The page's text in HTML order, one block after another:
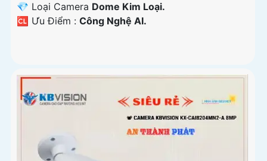
💎 Loại Camera Dome Kim Loại.
️🆑 Ưu Điểm : Công Nghệ AI.